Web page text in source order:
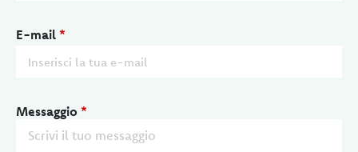
E-mail *
Messaggio *